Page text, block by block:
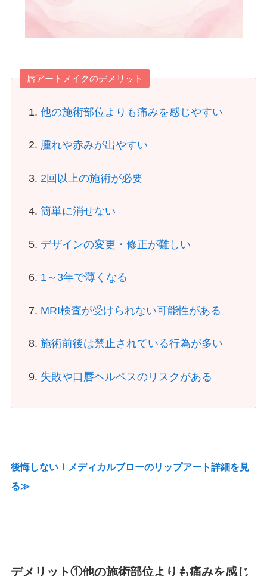
唇アートメイクのデメリット
他の施術部位よりも痛みを感じやすい
腫れや赤みが出やすい
2回以上の施術が必要
簡単に消せない
デザインの変更・修正が難しい
1～3年で薄くなる
MRI検査が受けられない可能性がある
施術前後は禁止されている行為が多い
失敗や口唇ヘルペスのリスクがある
後悔しない！メディカルブローのリップアート詳細を見
る≫
デメリット①他の施術部位よりも痛みを感じ